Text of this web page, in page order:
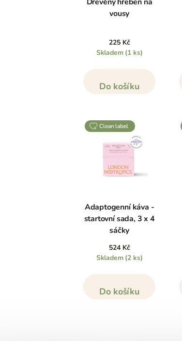
vousy
225 Kč
Skladem (1 ks)
Do košíku
clean label
Adaptogenní káva -
startovní sada, 3 x 4
sáčky
524 Kč
Skladem (2 ks)
Do košíku